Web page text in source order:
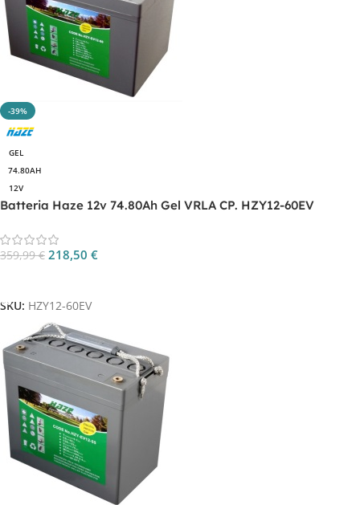
-39%
GEL
74.80AH
12V
Batteria Haze 12v 74.80Ah Gel VRLA CP. HZY12-60EV
359,99€ 218,50 €
SKU: HZY12-60EV